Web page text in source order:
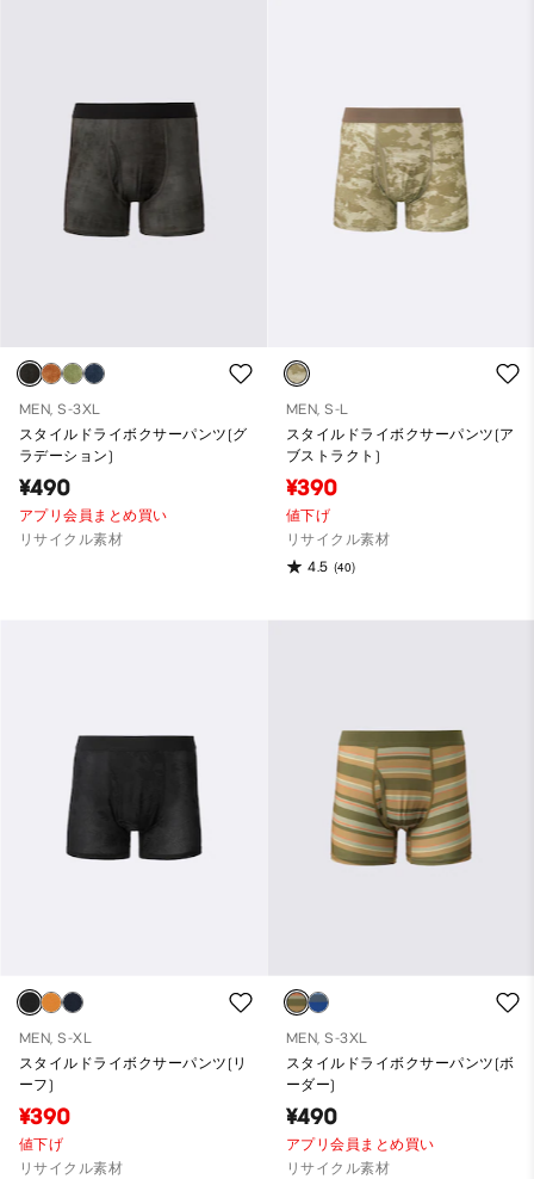
MEN, S-3XL
スタイルドライボクサーパンツ(グ
ラデーション)
¥490
アプリ会員まとめ買い
リサイクル素材
MEN, S-L
スタイルドライボクサーパンツ(ア
ブストラクト)
¥390
値下げ
リサイクル素材
4.5 (40)
MEN, S-XL
スタイルドライボクサーパンツ(リ
ーフ)
¥390
値下げ
リサイクル素材
MEN, S-3XL
スタイルドライボクサーパンツ(ボ
ーダー)
¥490
アプリ会員まとめ買い
リサイクル素材